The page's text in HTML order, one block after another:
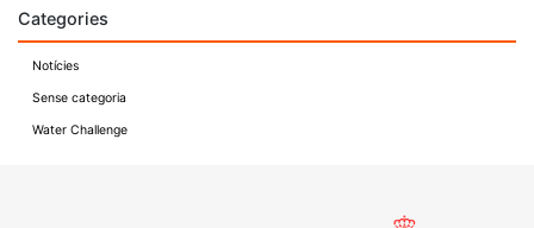
Categories
Notícies
Sense categoria
Water Challenge